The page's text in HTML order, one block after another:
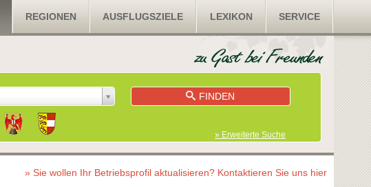
REGIONEN AUSFLUGSZIELE LEXIKON SERVICE
FINDEN
» Erweiterte Suche
» Sie wollen Ihr Betriebsprofil aktualisieren? Kontaktieren Sie uns hier